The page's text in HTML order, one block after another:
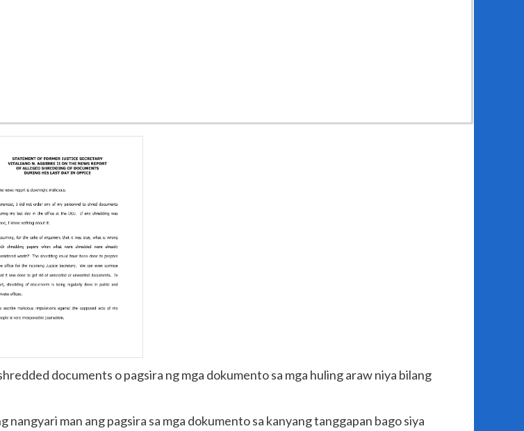
documents o pagsira ng mga dokumento sa mga huling araw niya bilang
man ang pagsira sa mga dokumento sa kanyang tanggapan bago siya